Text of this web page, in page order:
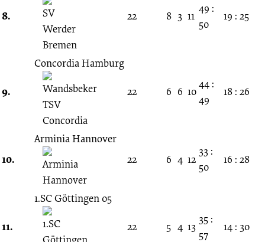
8. 22 8 3 11
49 :
50
19 : 25
9.
Concordia Hamburg
22 6 6 10
44 :
49
18 : 26
10.
Arminia Hannover
22
6 4 12
33 :
50
16 : 28
11.
1.SC Göttingen 05
22 5 4 13
35 :
57
14 : 30